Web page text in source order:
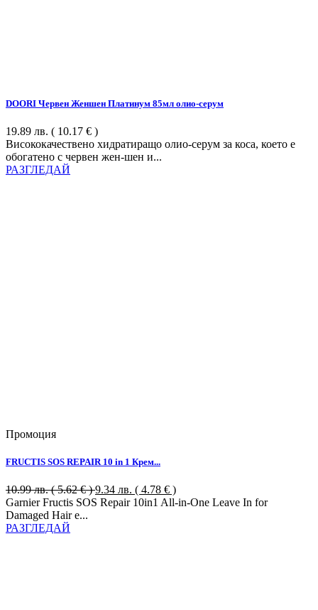
DOORI Червен Женшен Платинум 85мл олио-серум
19.89 лв. ( 10.17 € )
Висококачествено хидратиращо олио-серум за коса, което е
обогатено с червен жен-шен и...
РАЗГЛЕДАЙ
Промоция
FRUCTIS SOS REPAIR 10 in 1 Крем...
10.99лв. ( 5.62 € ) 9.34 лв. ( 4.78 € )
Garnier Fructis SOS Repair 10in1 All-in-One Leave In for
Damaged Hair е...
РАЗГЛЕДАЙ